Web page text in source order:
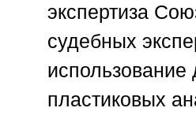
экспертиза
судебных
пластиковых